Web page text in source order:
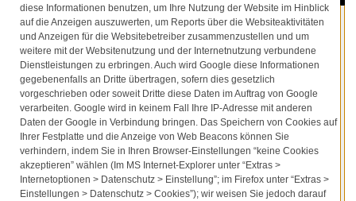
diese Informationen benutzen, um Ihre Nutzung der Website im Hinblick
auf die Anzeigen auszuwerten, um Reports über die Websiteaktivitäten
und Anzeigen für die Websitebetreiber zusammenzustellen und um
weitere mit der Websitenutzung und der Internetnutzung verbundene
Dienstleistungen zu erbringen. Auch wird Google diese Informationen
gegebenenfalls an Dritte übertragen, sofern dies gesetzlich
vorgeschrieben oder soweit Dritte diese Daten im Auftrag von Google
verarbeiten. Google wird in keinem Fall Ihre IP-Adresse mit anderen
Daten der Google in Verbindung bringen. Das Speichern von Cookies auf
Ihrer Festplatte und die Anzeige von Web Beacons können Sie
verhindern, indem Sie in Ihren Browser-Einstellungen “keine Cookies
akzeptieren” wählen (Im MS Internet-Explorer unter “Extras >
Internetoptionen > Datenschutz > Einstellung”; im Firefox unter “Extras >
Einstellungen > Datenschutz > Cookies”); wir weisen Sie jedoch darauf